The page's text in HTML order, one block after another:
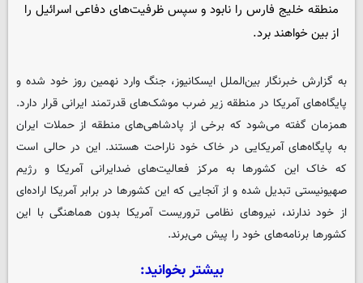
منطقه خلیج فارس را نابود و سپس ظرفیت‌های دفاعی اسرائیل را
از بین خواهند برد.
به گزارش خبرنگار بین‌الملل ایسکانیوز، جنگ وارد نهمین روز خود شده و
پایگاه‌های آمریکا در منطقه زیر ضرب موشک‌های قدرتمند ایرانی قرار دارد.
همزمان گفته می‌شود که برخی از پادشاهی‌های منطقه از حملات ایران
به پایگاه‌های آمریکایی در خاک خود ناراحت هستند. این در حالی است
که خاک این کشورها به مرکز فعالیت‌های ضدایرانی آمریکا و رژیم
صهیونیستی تبدیل شده و از آنجایی که این کشورها در برابر آمریکا اراده‌ای
از خود ندارند، نیروهای نظامی تروریست آمریکا بدون هماهنگی با این
کشورها برنامه‌های خود را پیش می‌برند.
بیشتر بخوانید: